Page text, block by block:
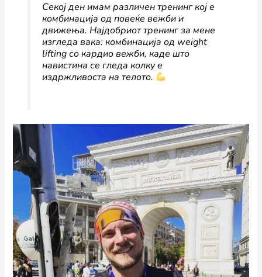
Секој ден имам различен тренинг кој е
комбинација од повеќе вежби и
движења. Најдобриот тренинг за мене
изгледа вака: комбинација од weight
lifting со кардио вежби, каде што
навистина се гледа колку е
издржливоста на телото.